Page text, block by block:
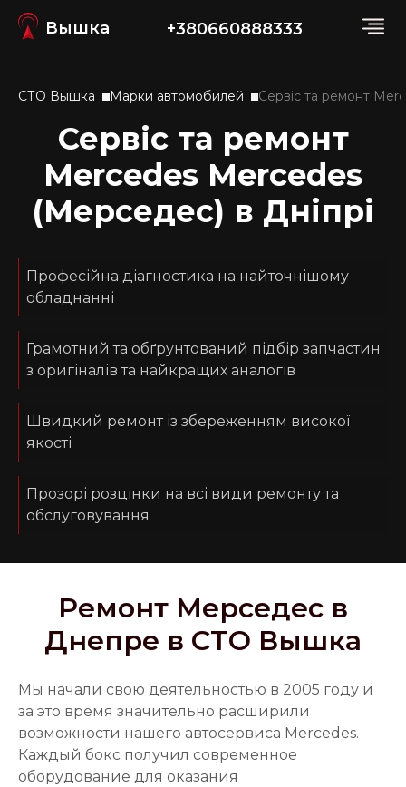
Вышка +380660888333
СТО Вышка Марки автомобилей Сервіс та ремонт
Сервіс та ремонт
Mercedes Mercedes
(Мерседес) в Дніпрі
Професійна діагностика на найточнішому
обладнанні
Грамотний та обґрунтований підбір запчастин
з оригіналів та найкращих аналогів
Швидкий ремонт із збереженням високої
якості
Прозорі розцінки на всі види ремонту та
обслуговування
Ремонт Мерседес в
Днепре в СТО Вышка
Мы начали свою деятельностью в 2005 году и
за это время значительно расширили
возможности нашего автосервиса Mercedes.
Каждый бокс получил современное
оборудование для оказания